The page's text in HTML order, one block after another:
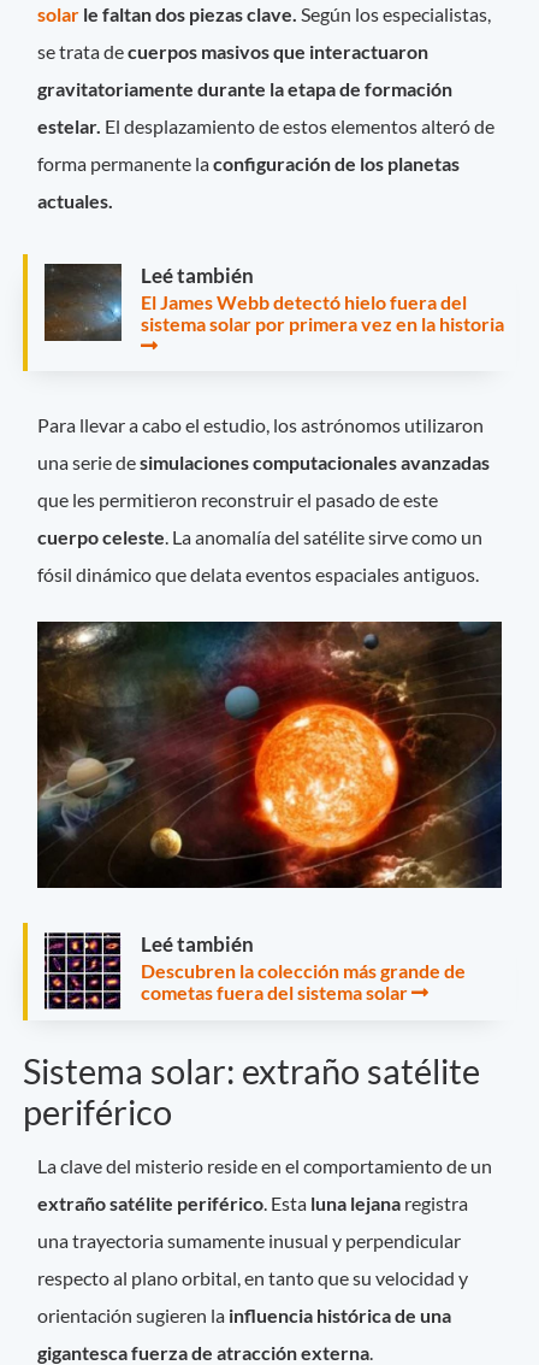
solar le faltan dos piezas clave. Según los especialistas,
se trata decuerpos masivos que interactuaron
gravitatoriamente durante la etapa de formación
estelar. El desplazamiento de estos elementos alteró de
forma permanente laconfiguración de los planetas
actuales.
Leé también
El James Webb detectó hielo fuera del
sistema solar por primera vez en la historia
Para llevar a cabo el estudio, los astrónomos utilizaron
una serie desimulaciones computacionales avanzadas
que les permitieron reconstruir el pasado de este
cuerpo celeste. La anomalía del satélite sirve como un
fósil dinámico que delata eventos espaciales antiguos.
Leé también
Descubren la colección más grande de
cometas fuera del sistema solar
Sistema solar: extraño satélite
periférico
La clave del misterio reside en el comportamiento de un
extraño satélite periférico . Esta luna lejana registra
una trayectoria sumamente inusual y perpendicular
respecto al plano orbital, en tanto que su velocidad y
orientación sugieren la influencia histórica de una
gigantesca fuerza de atracción externa